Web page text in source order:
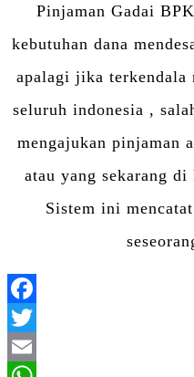
Pinjaman Gadai
kebutuhan dana
apalagi jika
seluruh indonesia ,
mengajukan pinjaman
atau yang sekarang
Sistem ini